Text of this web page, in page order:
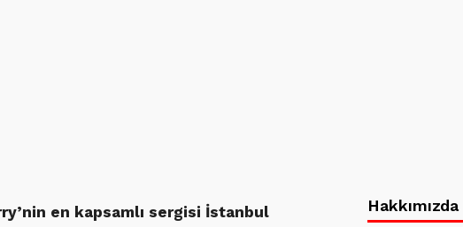
en kapsamlı sergisi İstanbul
Hakkımızda